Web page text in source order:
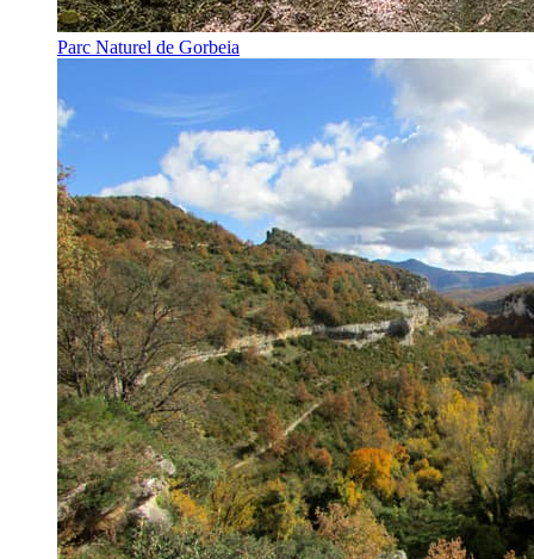
Parc Naturel de Gorbeia